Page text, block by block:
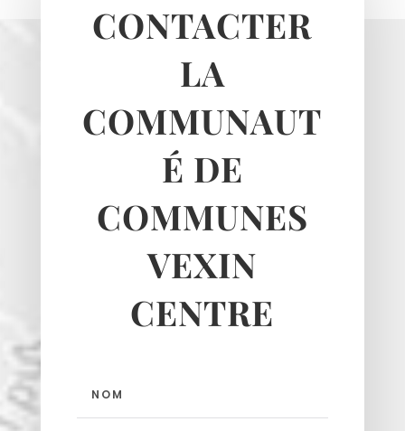
Neuilly-en-vexin
Santeuil
CONTACTER
LA
COMMUNAUT
É DE
COMMUNES
VEXIN
CENTRE